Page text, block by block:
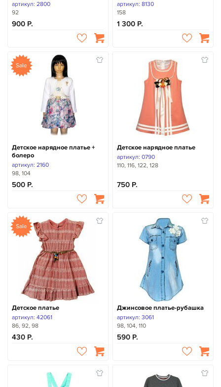
артикул: 2800
92
900
артикул: 8130
158
1 300
Sale
Детское нарядное платье +
болеро
артикул: 2160
98, 104
500
Детское нарядное платье
артикул: 0790
110, 116, 122, 128
750
Sale
Детское платье
артикул: 42061
86, 92, 98
430
Джинсовое платье-рубашка
артикул: 3061
98, 104, 110
590